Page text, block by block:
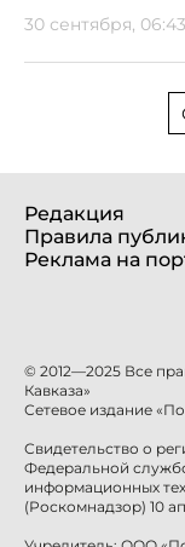
30 сентября, 06:43
Редакция
Правила
Реклама на
© 2012—2025 Все
Кавказа»
Сетевое издание
Свидетельство о
Федеральной
информационных
(Роскомнадзор) 10